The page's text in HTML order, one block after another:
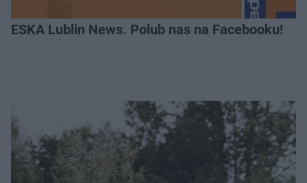
ESKA Lublin News. Polub nas na Facebooku!